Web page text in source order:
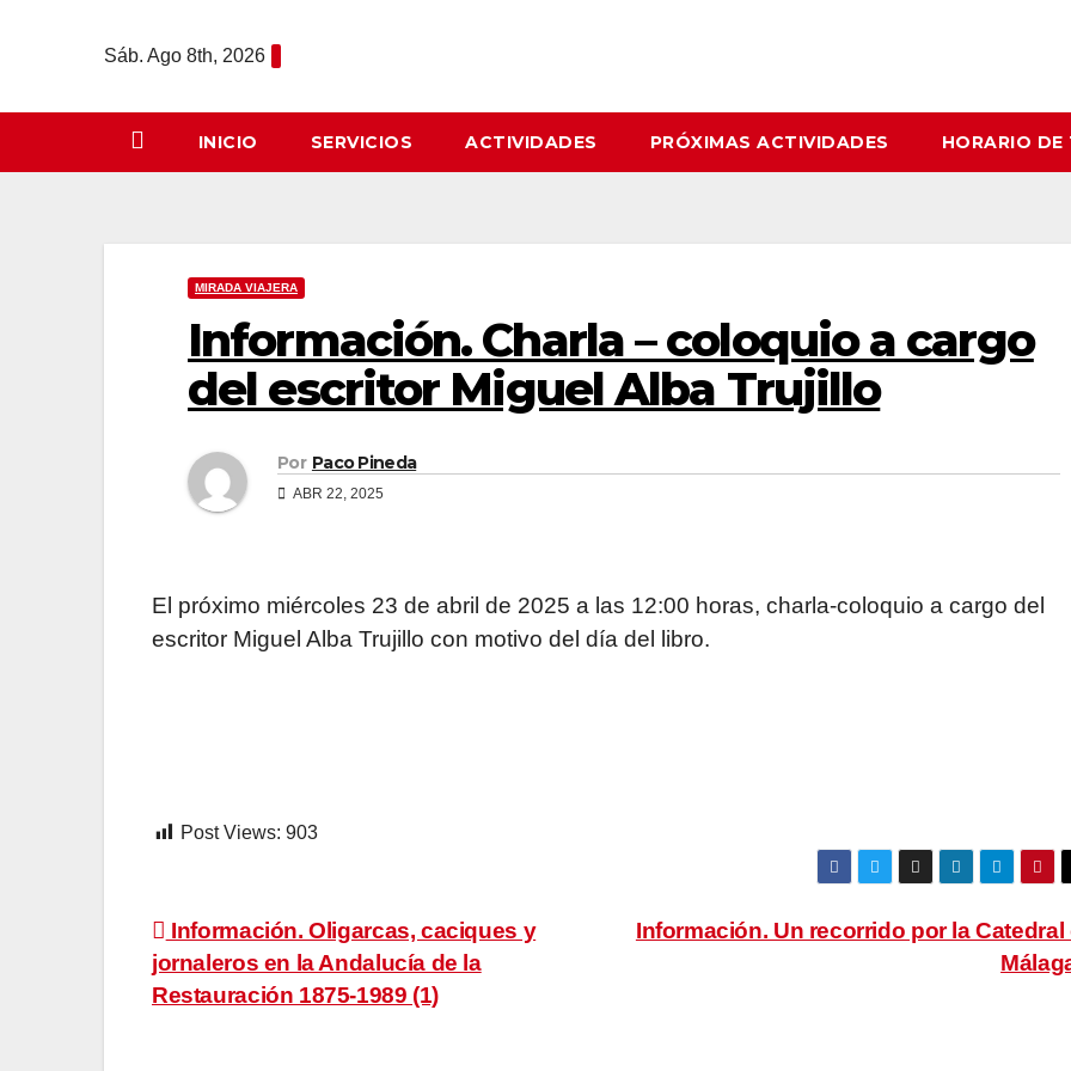
Sáb. Ago 8th, 2026
INICIO SERVICIOS ACTIVIDADES PRÓXIMAS ACTIVIDADES HORARIO DE
MIRADA VIAJERA
Información. Charla – coloquio a cargo
del escritor Miguel Alba Trujillo
Por Paco Pineda
ABR 22, 2025
El próximo miércoles 23 de abril de 2025 a las 12:00 horas, charla-coloquio a cargo del
escritor Miguel Alba Trujillo con motivo del día del libro.
Post Views: 903
Navegación
de
Información. Un recorrido por la Catedral
Información. Oligarcas, caciques y
jornaleros en la Andalucía de la
Restauración 1875-1989 (1)